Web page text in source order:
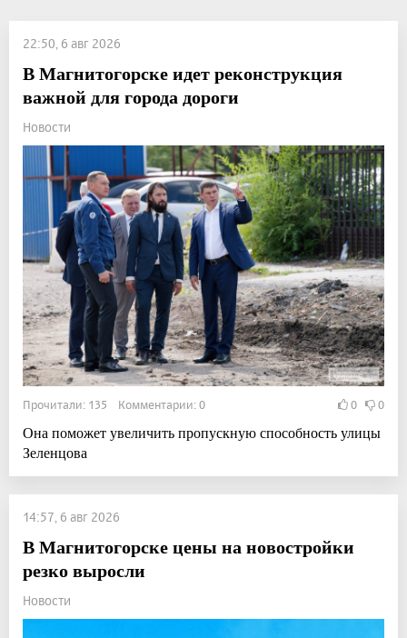
22:50, 6 авг 2026
В Магнитогорске идет реконструкция
важной для города дороги
Новости
Прочитали: 135 Комментарии: 0 0 0
Она поможет увеличить пропускную способность улицы
Зеленцова
14:57, 6 авг 2026
В Магнитогорске цены на новостройки
резко выросли
Новости